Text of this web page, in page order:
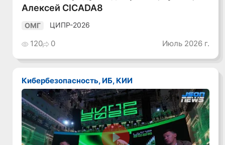
Алексей CICADA8
ОМГ ЦИПР-2026
120 0 Июль 2026 г.
Кибербезопасность, ИБ, КИИ